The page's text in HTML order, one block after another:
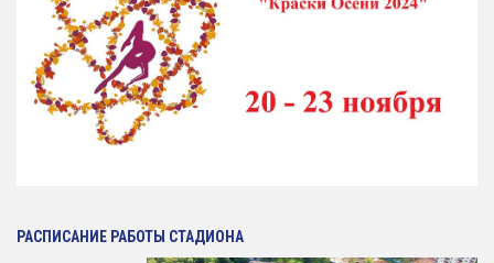
Новости
Контакты отдела
Календарь Испытаний
РАСПИСАНИЕ РАБОТЫ СТАДИОНА